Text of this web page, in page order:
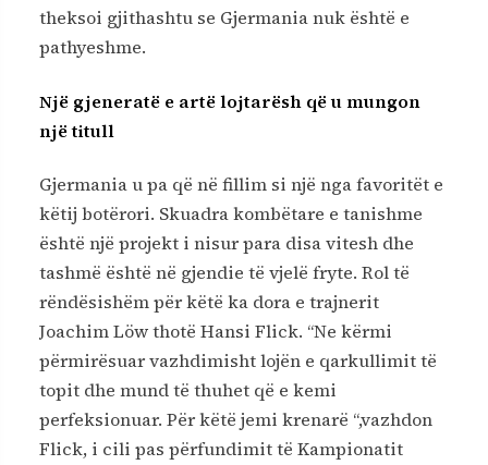
theksoi gjithashtu se Gjermania nuk është e
pathyeshme.
Një gjeneratë e artë lojtarësh që u mungon
një titull
Gjermania u pa që në fillim si një nga favoritët e
këtij botërori. Skuadra kombëtare e tanishme
është një projekt i nisur para disa vitesh dhe
tashmë është në gjendie të vjelë fryte. Rol të
rëndësishëm për këtë ka dora e trajnerit
Joachim Löw thotë Hansi Flick. “Ne kërmi
përmirësuar vazhdimisht lojën e qarkullimit të
topit dhe mund të thuhet që e kemi
perfeksionuar. Për këtë jemi krenarë “,vazhdon
Flick, i cili pas përfundimit të Kampionatit